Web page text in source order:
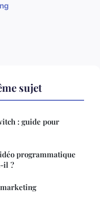
sujet
: guide pour
programmatique
il ?